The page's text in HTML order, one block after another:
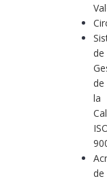
de
de
la
de